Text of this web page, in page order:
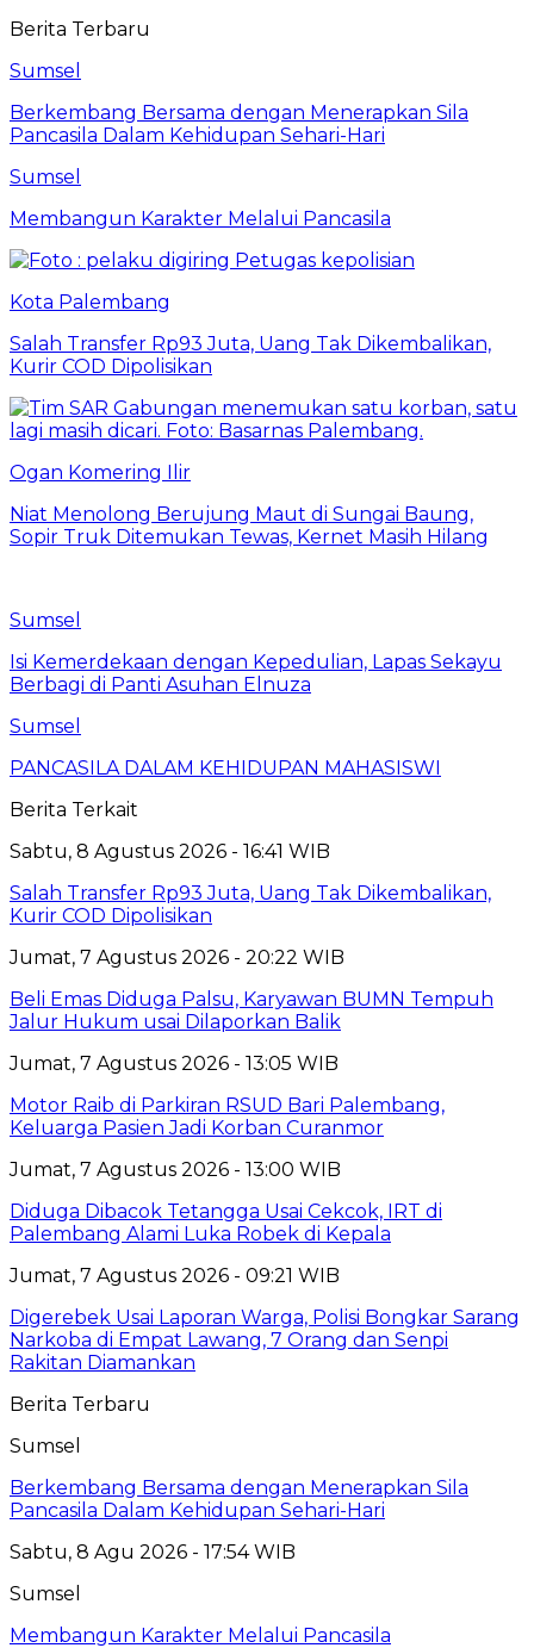
Berita Terbaru
Sumsel
Berkembang Bersama dengan Menerapkan Sila
Pancasila Dalam Kehidupan Sehari-Hari
Sumsel
Membangun Karakter Melalui Pancasila
Kota Palembang
Salah Transfer Rp93 Juta, Uang Tak Dikembalikan,
Kurir COD Dipolisikan
Ogan Komering Ilir
Niat Menolong Berujung Maut di Sungai Baung,
Sopir Truk Ditemukan Tewas, Kernet Masih Hilang
Sumsel
Isi Kemerdekaan dengan Kepedulian, Lapas Sekayu
Berbagi di Panti Asuhan Elnuza
Sumsel
PANCASILA DALAM KEHIDUPAN MAHASISWI
Berita Terkait
Sabtu, 8 Agustus 2026 - 16:41 WIB
Salah Transfer Rp93 Juta, Uang Tak Dikembalikan,
Kurir COD Dipolisikan
Jumat, 7 Agustus 2026 - 20:22 WIB
Beli Emas Diduga Palsu, Karyawan BUMN Tempuh
Jalur Hukum usai Dilaporkan Balik
Jumat, 7 Agustus 2026 - 13:05 WIB
Motor Raib di Parkiran RSUD Bari Palembang,
Keluarga Pasien Jadi Korban Curanmor
Jumat, 7 Agustus 2026 - 13:00 WIB
Diduga Dibacok Tetangga Usai Cekcok, IRT di
Palembang Alami Luka Robek di Kepala
Jumat, 7 Agustus 2026 - 09:21 WIB
Digerebek Usai Laporan Warga, Polisi Bongkar Sarang
Narkoba di Empat Lawang, 7 Orang dan Senpi
Rakitan Diamankan
Berita Terbaru
Sumsel
Berkembang Bersama dengan Menerapkan Sila
Pancasila Dalam Kehidupan Sehari-Hari
Sabtu, 8 Agu 2026 - 17:54 WIB
Sumsel
Membangun Karakter Melalui Pancasila